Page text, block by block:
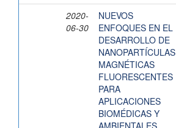
2020-
06-30
NUEVOS
ENFOQUES EN EL
DESARROLLO DE
NANOPARTÍCULAS
MAGNÉTICAS
FLUORESCENTES
PARA
APLICACIONES
BIOMÉDICAS Y